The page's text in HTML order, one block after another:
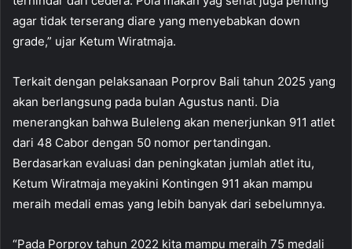
agar tidak terserang diare yang menyebabkan down
grade,” ujar Ketum Wiratmaja.
Terkait dengan pelaksanaan Porprov Bali tahun 2025 yang
akan berlangsung pada bulan Agustus nanti. Dia
menerangkan bahwa Buleleng akan menerjunkan 911 atlet
dari 48 Cabor dengan 50 nomor pertandingan.
Berdasarkan evaluasi dan peningkatan jumlah atlet itu,
Ketum Wiratmaja meyakini Kontingen 911 akan mampu
meraih medali emas yang lebih banyak dari sebelumnya.
“Pada Porprov tahun 2022 kita mampu meraih 75 medali